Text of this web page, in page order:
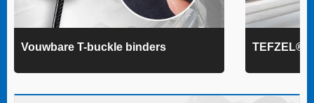
Vouwbare T-buckle binders TEFZEL®